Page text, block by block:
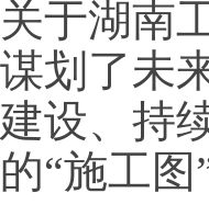
关于湖南
谋划了未
建设、持
的“施工图